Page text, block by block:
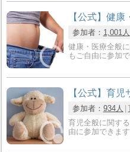
【公式】健
参加者： 1,001人
健康・医療全般
もご自由に参加で
【公式】育児
参加者： 934人
育児全般に関す
由に参加できます